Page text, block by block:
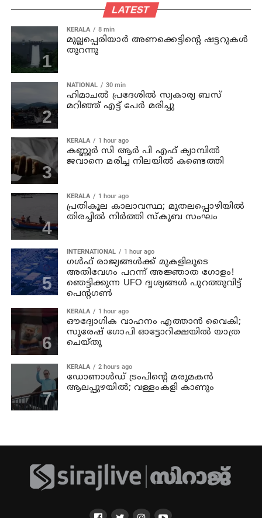
LATEST
KERALA 8 min
മുല്ലപ്പെരിയാര്‍ അണക്കെട്ടിന്റെ ഷട്ടറുകള്‍
തുറന്നു
NATIONAL 30 min
ഹിമാചല്‍ പ്രദേശില്‍ സ്വകാര്യ ബസ്
മറിഞ്ഞ് എട്ട് പേര്‍ മരിച്ചു
KERALA 1 hour ago
കണ്ണൂര്‍ സി ആര്‍ പി എഫ് ക്യാമ്പില്‍
ജവാനെ മരിച്ച നിലയില്‍ കണ്ടെത്തി
KERALA 1 hour ago
പ്രതികൂല കാലാവസ്ഥ; മുതലപ്പൊഴിയില്‍
തിരച്ചില്‍ നിര്‍ത്തി സ്കൂബ സംഘം
INTERNATIONAL 1 hour ago
ഗൾഫ് രാജ്യങ്ങൾക്ക് മുകളിലൂടെ
അതിവേഗം പറന്ന് അജ്ഞാത ഗോളം!
ഞെട്ടിക്കുന്ന UFO ദൃശ്യങ്ങൾ പുറത്തുവിട്ട്
പെന്റഗൺ
KERALA 1 hour ago
ഔദ്യോഗിക വാഹനം എത്താന്‍ വൈകി;
സുരേഷ് ഗോപി ഓട്ടോറിക്ഷയില്‍ യാത്ര
ചെയ്തു
KERALA 2 hours ago
ഡോണാള്‍ഡ് ട്രംപിന്റെ മരുമകന്‍
ആലപ്പുഴയിൽ; വള്ളംകളി കാണും